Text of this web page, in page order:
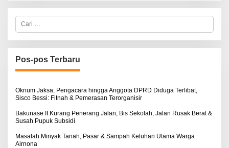
C
r
i
u
n
u
:
Pos-pos Terbaru
Oknum Jaksa, Pengacara hingga Anggota DPRD Diduga Terlibat,
Sisco Bessi: Fitnah & Pemerasan Terorganisir
Bakunase II Kurang Penerang Jalan, Bis Sekolah, Jalan Rusak Berat &
Susah Pupuk Subsidi
Masalah Minyak Tanah, Pasar & Sampah Keluhan Utama Warga
Airnona